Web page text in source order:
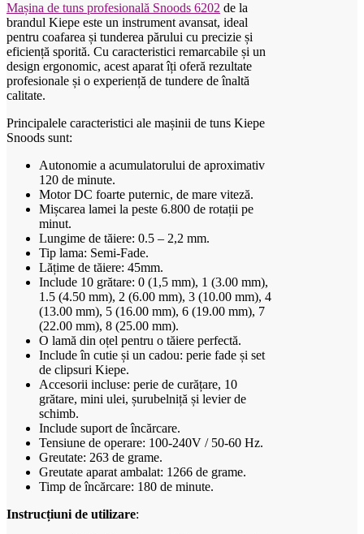
Mașina de tuns profesională Snoods 6202 de la
brandul Kiepe este un instrument avansat, ideal
pentru coafarea și tunderea părului cu precizie și
eficiență sporită. Cu caracteristici remarcabile și un
design ergonomic, acest aparat îți oferă rezultate
profesionale și o experiență de tundere de înaltă
calitate.
Principalele caracteristici ale mașinii de tuns Kiepe
Snoods sunt:
Autonomie a acumulatorului de aproximativ
120 de minute.
Motor DC foarte puternic, de mare viteză.
Mișcarea lamei la peste 6.800 de rotații pe
minut.
Lungime de tăiere: 0.5 – 2,2 mm.
Tip lama: Semi-Fade.
Lățime de tăiere: 45mm.
Include 10 grătare: 0 (1,5 mm), 1 (3.00 mm),
1.5 (4.50 mm), 2 (6.00 mm), 3 (10.00 mm), 4
(13.00 mm), 5 (16.00 mm), 6 (19.00 mm), 7
(22.00 mm), 8 (25.00 mm).
O lamă din oțel pentru o tăiere perfectă.
Include în cutie și un cadou: perie fade și set
de clipsuri Kiepe.
Accesorii incluse: perie de curățare, 10
grătare, mini ulei, șurubelniță și levier de
schimb.
Include suport de încărcare.
Tensiune de operare: 100-240V / 50-60 Hz.
Greutate: 263 de grame.
Greutate aparat ambalat: 1266 de grame.
Timp de încărcare: 180 de minute.
Instrucțiuni de utilizare: